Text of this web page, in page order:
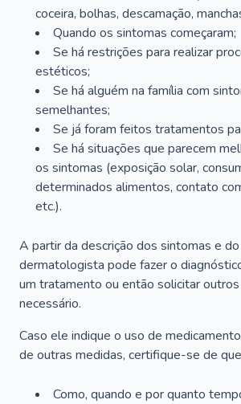
coceira, bolhas, descamação,
Quando os sintomas começaram;
Se há restrições para realizar
estéticos;
Se há alguém na família com
semelhantes;
Se já foram feitos tratamentos
Se há situações que parecem
os sintomas (exposição solar,
determinados alimentos, contato
etc.).
A partir da descrição dos sintomas e
dermatologista pode fazer o
um tratamento ou então solicitar
necessário.
Caso ele indique o uso de
de outras medidas, certifique-se de
Como, quando e por quanto